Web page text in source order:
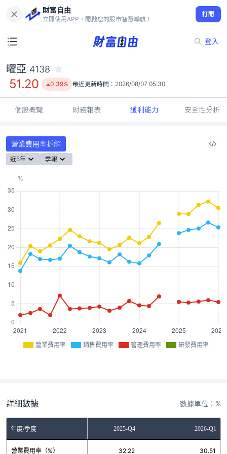
財富自由
立即使用APP，開啟您的股市智慧導航！
打開
登入
51.20
0.39%
曜亞 4138
51.20 0.39% 最近更新時間： 2026/08/07 05:30
個股概覽 財務報表 獲利能力 安全性分析
營業費用率拆解
近5年 季報
營業費用率 銷售費用率 管理費用率 研發費用率
詳細數據 數據單位：%
年度/季度2025-Q3 2025-Q4 2026-Q1
營業費用率（%）
31.31 32.22 30.51